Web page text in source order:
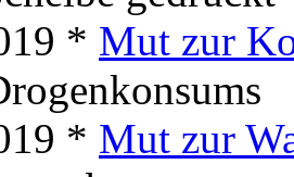
* Mut zur
* Mut zur